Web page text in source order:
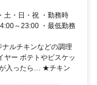
土・日・祝 ・勤務時
～23:00 ・最低勤務
ルチキンなどの調理
ヤー ポテトやビスケッ
入ったら… ★チキン